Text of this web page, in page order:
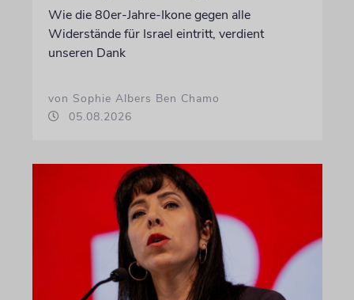
Wie die 80er-Jahre-Ikone gegen alle
Widerstände für Israel eintritt, verdient
unseren Dank
von Sophie Albers Ben Chamo
05.08.2026